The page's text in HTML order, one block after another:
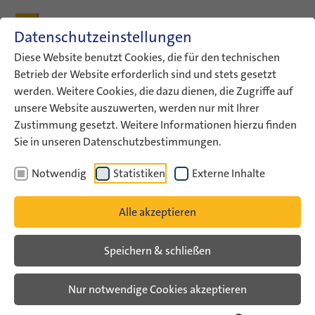
Datenschutzeinstellungen
Diese Website benutzt Cookies, die für den technischen
Betrieb der Website erforderlich sind und stets gesetzt
werden. Weitere Cookies, die dazu dienen, die Zugriffe auf
unsere Website auszuwerten, werden nur mit Ihrer
Zustimmung gesetzt. Weitere Informationen hierzu finden
Sie in unseren Datenschutzbestimmungen.
Notwendig Statistiken Externe Inhalte
Alle akzeptieren
Speichern & schließen
Nur notwendige Cookies akzeptieren
ConAct Aktuelles Uriel Kashi
Israel nach dem 7. Oktober –
Stimmen aus Jugendarbeit und
Gesellschaft
Veranstaltungsarchiv
Online-Gespräch mit Uriel Kashi
**English version below**